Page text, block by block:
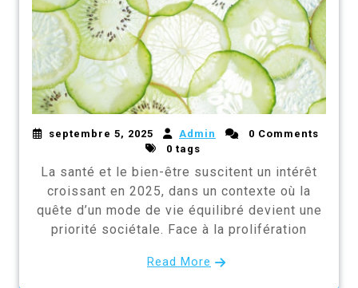
septembre 5, 2025 Admin
0 Comments
0 tags
La santé et le bien-être suscitent un intérêt
croissant en 2025, dans un contexte où la
quête d’un mode de vie équilibré devient une
priorité sociétale. Face à la prolifération
Read More